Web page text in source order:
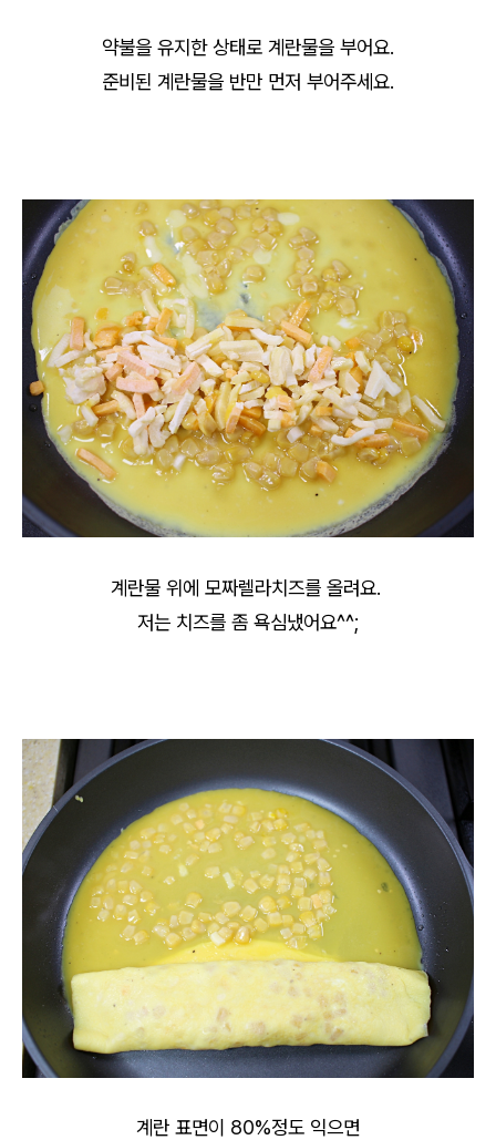
약불을 유지한 상태로 계란물을 부어요.
준비된 계란물을 반만 먼저 부어주세요.
계란물 위에 모짜렐라치즈를 올려요.
저는 치즈를 좀 욕심냈어요^^;
계란 표면이 80%정도 익으면